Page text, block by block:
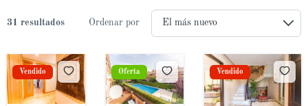
31 resultados Ordenar por
Vendido Oferta Vendido